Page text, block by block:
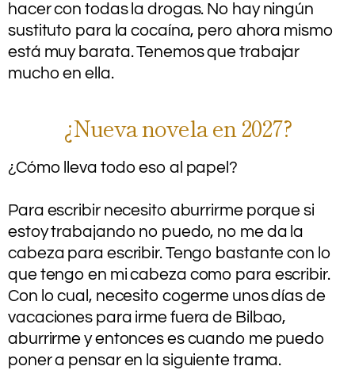
hacer con todas la drogas. No hay ningún
sustituto para la cocaína, pero ahora mismo
está muy barata. Tenemos que trabajar
mucho en ella.
¿Nueva novela en 2027?
¿Cómo lleva todo eso al papel?
Para escribir necesito aburrirme porque si
estoy trabajando no puedo, no me da la
cabeza para escribir. Tengo bastante con lo
que tengo en mi cabeza como para escribir.
Con lo cual, necesito cogerme unos días de
vacaciones para irme fuera de Bilbao,
aburrirme y entonces es cuando me puedo
poner a pensar en la siguiente trama.